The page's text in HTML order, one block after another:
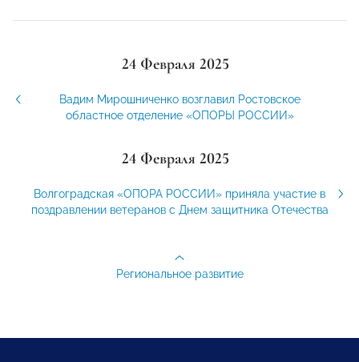
24 Февраля 2025
Вадим Мирошниченко возглавил Ростовское
областное отделение «ОПОРЫ РОССИИ»
24 Февраля 2025
Волгоградская «ОПОРА РОССИИ» приняла участие в
поздравлении ветеранов с Днем защитника Отечества
Региональное развитие